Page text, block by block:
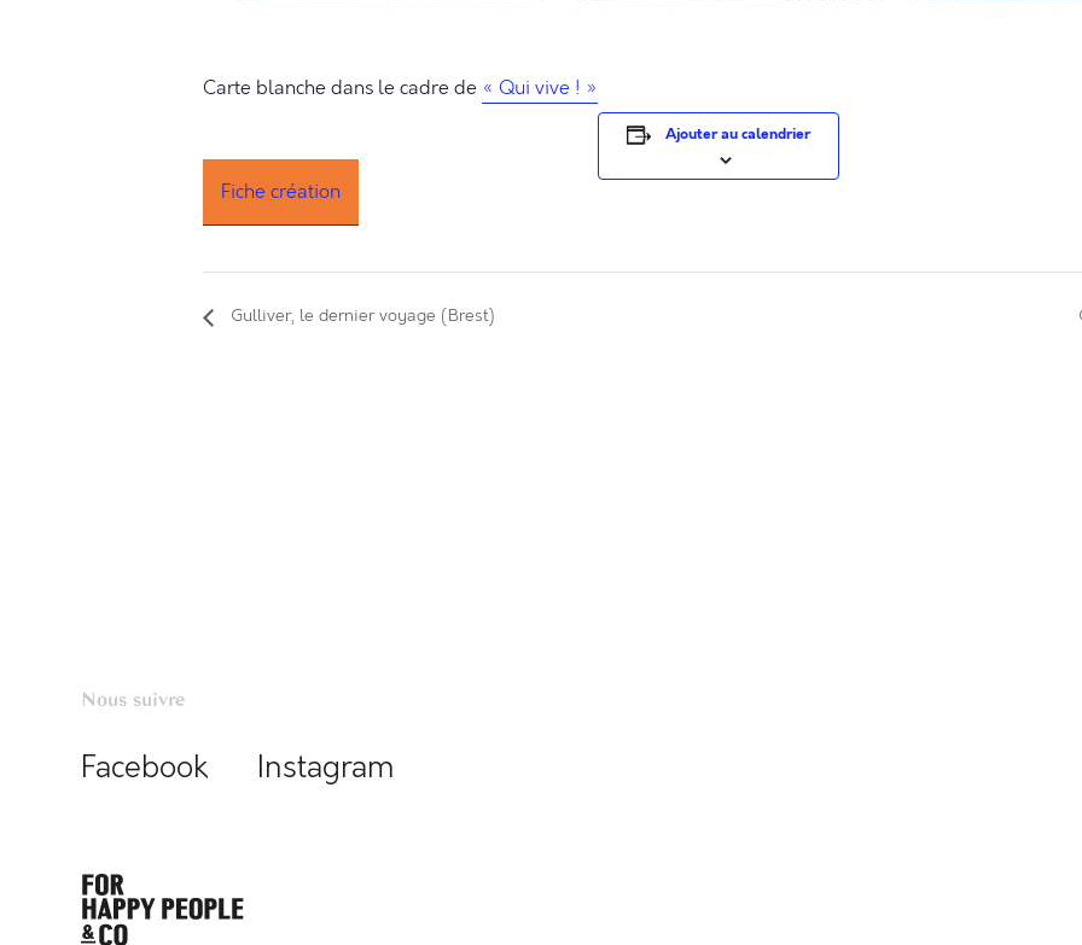
Carte blanche dans le cadre de « Qui vive ! »
Fiche création
Ajouter au calendrier
Gulliver, le dernier voyage (Brest)
Nous suivre
Facebook Instagram